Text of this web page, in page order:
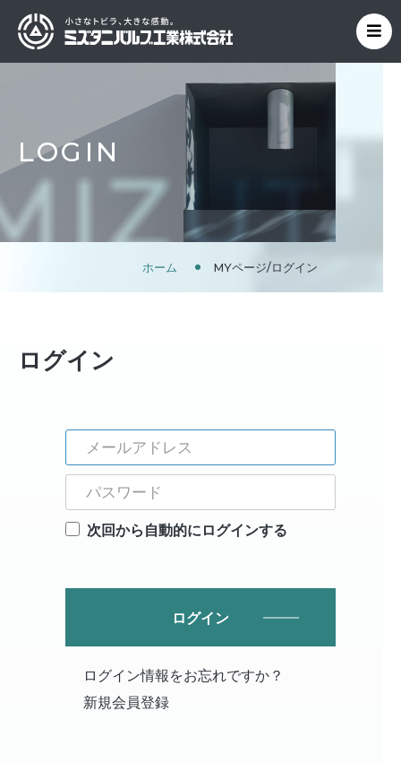
LOGIN
ホーム MYページ/ログイン
ログイン
次回から自動的にログインする
ログイン
ログイン情報をお忘れですか？
新規会員登録